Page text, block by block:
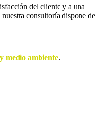
del cliente y a una
consultoría dispone de
medio ambiente.